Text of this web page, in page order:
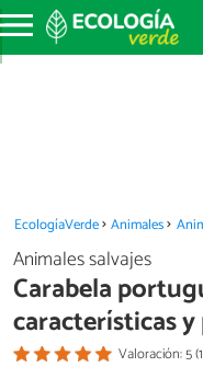
EcologíaVerde Animales
Animales salvajes
Carabela
características
Valoración: 5